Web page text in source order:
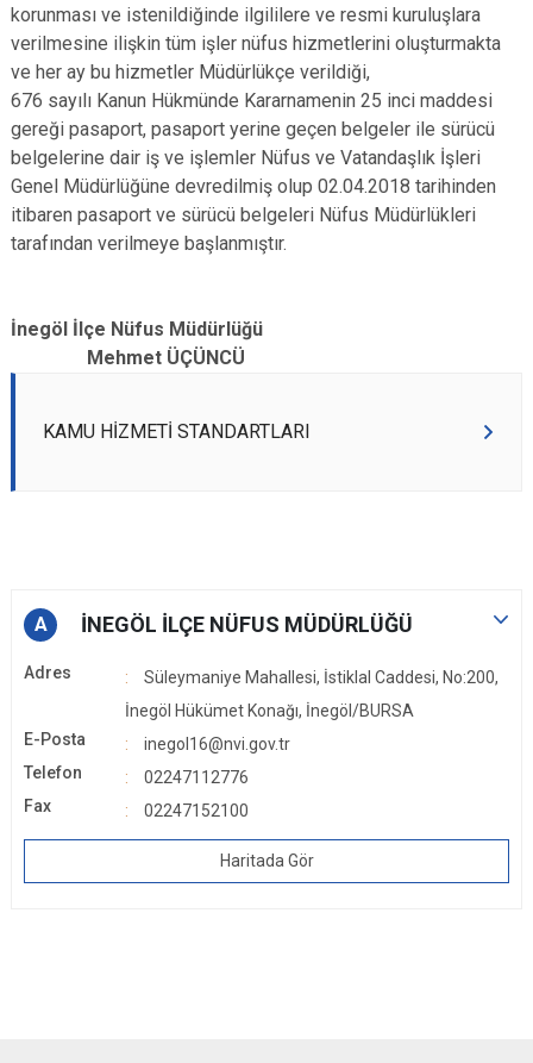
korunması ve istenildiğinde ilgililere ve resmi kuruluşlara
verilmesine ilişkin tüm işler nüfus hizmetlerini oluşturmakta
ve her ay bu hizmetler Müdürlükçe verildiği,
676 sayılı Kanun Hükmünde Kararnamenin 25 inci maddesi
gereği pasaport, pasaport yerine geçen belgeler ile sürücü
belgelerine dair iş ve işlemler Nüfus ve Vatandaşlık İşleri
Genel Müdürlüğüne devredilmiş olup 02.04.2018 tarihinden
itibaren pasaport ve sürücü belgeleri Nüfus Müdürlükleri
tarafından verilmeye başlanmıştır.
İnegöl İlçe Nüfus Müdürlüğü
Mehmet ÜÇÜNCÜ
KAMU HİZMETİ STANDARTLARI
A İNEGÖL İLÇE NÜFUS MÜDÜRLÜĞÜ
Adres
Süleymaniye Mahallesi, İstiklal Caddesi, No:200,
İnegöl Hükümet Konağı, İnegöl/BURSA
E-Posta
inegol16@nvi.gov.tr
Telefon
02247112776
Fax
02247152100
Haritada Gör